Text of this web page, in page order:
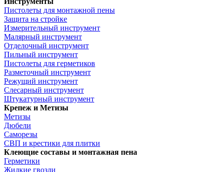
Пистолеты для монтажной пены
Защита на стройке
Измерительный инструмент
Малярный инструмент
Отделочный инструмент
Пильный инструмент
Пистолеты для герметиков
Разметочный инструмент
Режущий инструмент
Слесарный инструмент
Штукатурный инструмент
Крепеж и Метизы
Метизы
Дюбели
Саморезы
СВП и крестики для плитки
Клеющие составы и монтажная пена
Герметики
Жидкие гвозди